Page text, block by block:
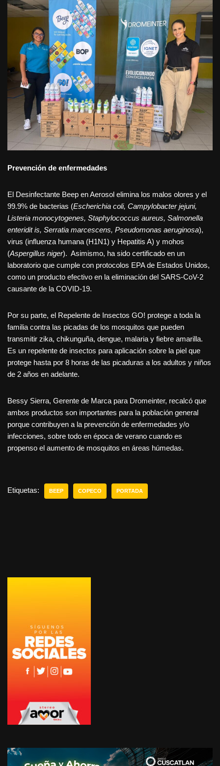
Prevención de enfermedades
El Desinfectante Beep en Aerosol elimina los malos olores y el
99.9% de bacterias (Escherichia coli, Campylobacter jejuni,
Listeria monocytogenes, Staphylococcus aureus, Salmonella
enteridit is, Serratia marcescens, Pseudomonas aeruginosa),
virus (influenza humana (H1N1) y Hepatitis A) y mohos
(Aspergillus niger). Asimismo, ha sido certificado en un
laboratorio que cumple con protocolos EPA de Estados Unidos,
como un producto efectivo en la eliminación del SARS-CoV-2
causante de la COVID-19.
Por su parte, el Repelente de Insectos GO! protege a toda la
familia contra las picadas de los mosquitos que pueden
transmitir zika, chikunguña, dengue, malaria y fiebre amarilla.
Es un repelente de insectos para aplicación sobre la piel que
protege hasta por 8 horas de las picaduras a los adultos y niños
de 2 años en adelante.
Bessy Sierra, Gerente de Marca para Dromeinter, recalcó que
ambos productos son importantes para la población general
porque contribuyen a la prevención de enfermedades y/o
infecciones, sobre todo en época de verano cuando es
propenso el aumento de mosquitos en áreas húmedas.
Etiquetas: BEEP COPECO PORTADA